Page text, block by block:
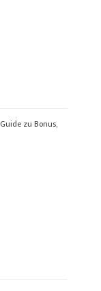
zu Bonus,